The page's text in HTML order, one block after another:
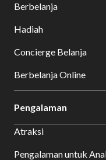
Berbelanja
Hadiah
Concierge Belanja
Berbelanja Online
Pengalaman
Atraksi
Pengalaman untuk